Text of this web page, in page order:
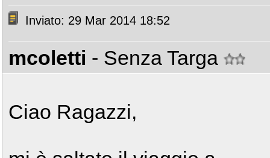
Inviato: 29 Mar 2014 18:52
mcoletti - Senza Targa
Ciao Ragazzi,